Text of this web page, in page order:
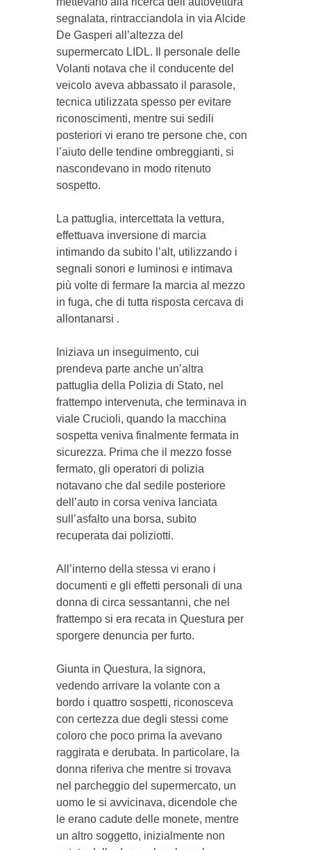
segnalata, rintracciandola in via Alcide
De Gasperi all’altezza del
supermercato LIDL. Il personale delle
Volanti notava che il conducente del
veicolo aveva abbassato il parasole,
tecnica utilizzata spesso per evitare
riconoscimenti, mentre sui sedili
posteriori vi erano tre persone che, con
l’aiuto delle tendine ombreggianti, si
nascondevano in modo ritenuto
sospetto.
La pattuglia, intercettata la vettura,
effettuava inversione di marcia
intimando da subito l’alt, utilizzando i
segnali sonori e luminosi e intimava
più volte di fermare la marcia al mezzo
in fuga, che di tutta risposta cercava di
allontanarsi .
Iniziava un inseguimento, cui
prendeva parte anche un’altra
pattuglia della Polizia di Stato, nel
frattempo intervenuta, che terminava in
viale Crucioli, quando la macchina
sospetta veniva finalmente fermata in
sicurezza. Prima che il mezzo fosse
fermato, gli operatori di polizia
notavano che dal sedile posteriore
dell’auto in corsa veniva lanciata
sull’asfalto una borsa, subito
recuperata dai poliziotti.
All’interno della stessa vi erano i
documenti e gli effetti personali di una
donna di circa sessantanni, che nel
frattempo si era recata in Questura per
sporgere denuncia per furto.
Giunta in Questura, la signora,
vedendo arrivare la volante con a
bordo i quattro sospetti, riconosceva
con certezza due degli stessi come
coloro che poco prima la avevano
raggirata e derubata. In particolare, la
donna riferiva che mentre si trovava
nel parcheggio del supermercato, un
uomo le si avvicinava, dicendole che
le erano cadute delle monete, mentre
un altro soggetto, inizialmente non